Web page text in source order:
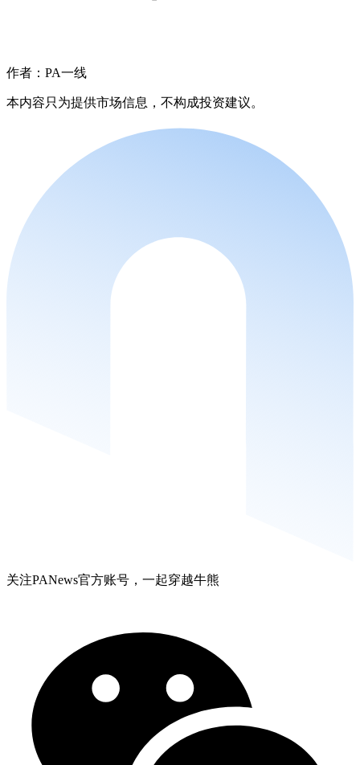
作者：PA一线
本内容只为提供市场信息，不构成投资建议。
关注PANews官方账号，一起穿越牛熊